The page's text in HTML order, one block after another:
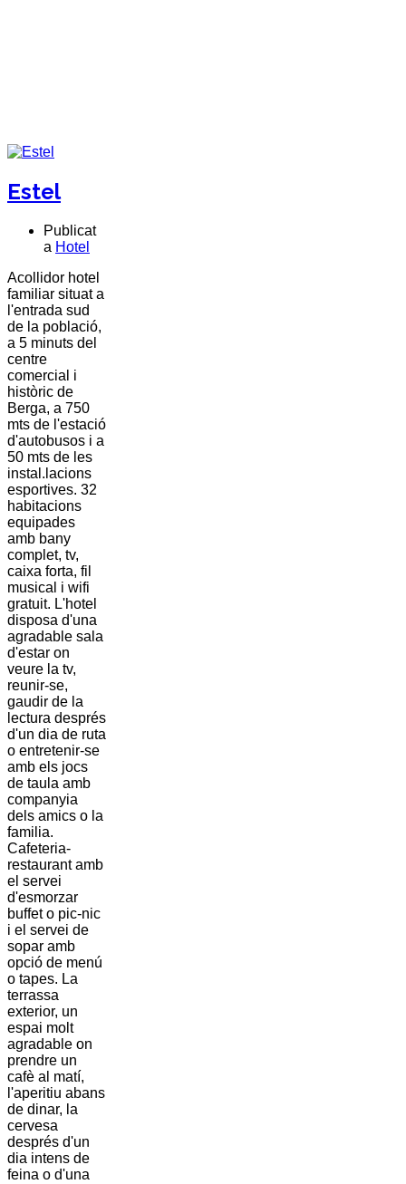
Estel
Publicat
a Hotel
Acollidor hotel
familiar situat a
l'entrada sud
de la població,
a 5 minuts del
centre
comercial i
històric de
Berga, a 750
mts de l'estació
d'autobusos i a
50 mts de les
instal.lacions
esportives. 32
habitacions
equipades
amb bany
complet, tv,
caixa forta, fil
musical i wifi
gratuit. L'hotel
disposa d'una
agradable sala
d'estar on
veure la tv,
reunir-se,
gaudir de la
lectura després
d'un dia de ruta
o entretenir-se
amb els jocs
de taula amb
companyia
dels amics o la
familia.
Cafeteria-
restaurant amb
el servei
d'esmorzar
buffet o pic-nic
i el servei de
sopar amb
opció de menú
o tapes. La
terrassa
exterior, un
espai molt
agradable on
prendre un
cafè al matí,
l'aperitiu abans
de dinar, la
cervesa
després d'un
dia intens de
feina o d'una